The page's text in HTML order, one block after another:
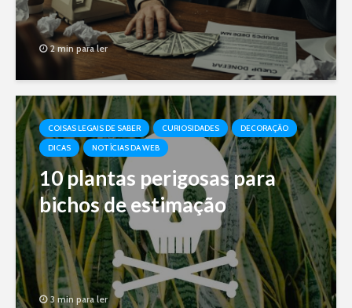
2 min para ler
COISAS LEGAIS DE SABER CURIOSIDADES
DECORAÇÃO
DICAS
NOTÍCIAS DA WEB
10 plantas perigosas para
bichos de estimação
3 min para ler